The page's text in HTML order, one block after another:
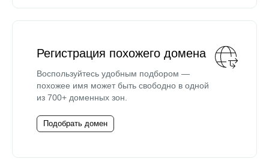
Регистрация похожего домена
Воспользуйтесь удобным подбором —
похожее имя может быть свободно в одной
из 700+ доменных зон.
Подобрать домен